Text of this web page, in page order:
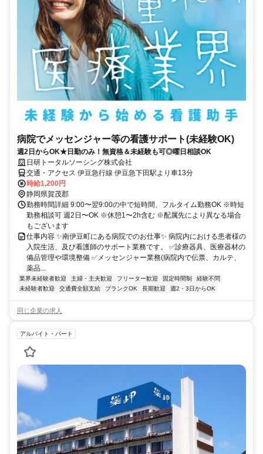
病院でメッセンジャー等の看護サポート(未経験OK)
週2日からOK★日勤のみ！無資格＆未経験も可◎曜日相談OK
日研トータルソーシング株式会社
交通・アクセス 伊豆急行線 伊豆急下田駅より車13分
時給1,200円
静岡県賀茂郡
勤務時間詳細 9:00〜翌9:00の中で短時間、フルタイム勤務OK ※時短
勤務相談可 週2日〜OK ※休憩1〜2h含む ※配属先により異なる場合
もございます
仕事内容 ✨南伊豆町にある病院でのお仕事✨ 病院内における患者様の
入院生活、及び看護師のサポート業務です。 ✅診療器具、医療器材の
備品管理や環境整備 ✅メッセンジャー業務(病院内で伝票、カルテ、
薬品...
業界未経験者歓迎 主婦・主夫歓迎 フリーター歓迎 固定時間制
経験不問
未経験者歓迎
交通費全額支給 ブランクOK 長期歓迎 週2・3日からOK
同じ企業の求人
アルバイト・パート